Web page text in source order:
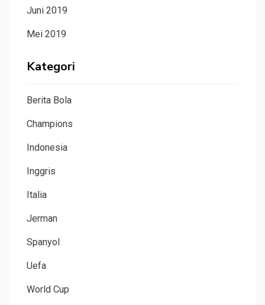
Juni 2019
Mei 2019
Kategori
Berita Bola
Champions
Indonesia
Inggris
Italia
Jerman
Spanyol
Uefa
World Cup